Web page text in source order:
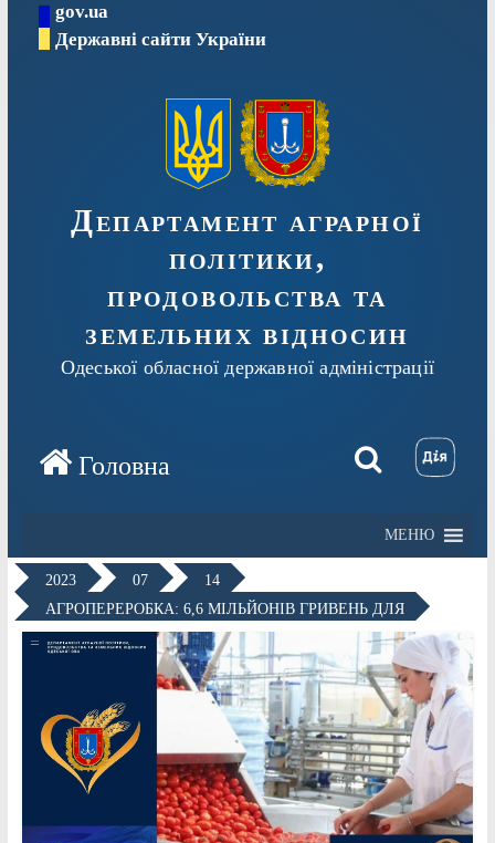
Перейтиgov.ua
Державні сайти України
Департамент аграрної
політики,
продовольства та
земельних відносин
Одеської обласної державної адміністрації
МЕНЮ
2023 07
14
АГРОПЕРЕРОБКА: 6,6 МІЛЬЙОНІВ ГРИВЕНЬ ДЛЯ